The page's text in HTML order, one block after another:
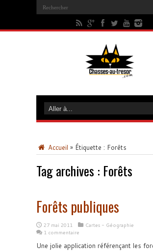
Accueil » Étiquette : Forêts
Tag archives : Forêts
Forêts publiques
27 mai 2011
Cartes - Géographie
1 commentaire
Une jolie application référençant les